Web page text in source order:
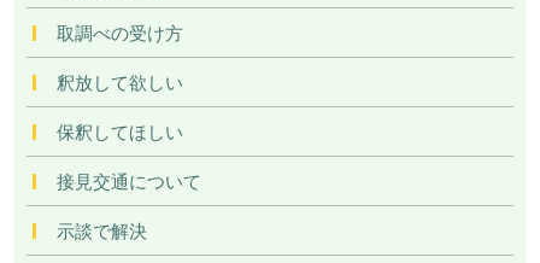
取調べの受け方
釈放して欲しい
保釈してほしい
接見交通について
示談で解決